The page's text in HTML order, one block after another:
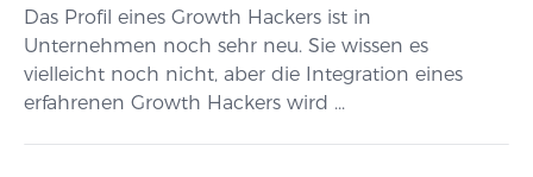
Das Profil eines Growth Hackers ist in
Unternehmen noch sehr neu. Sie wissen es
vielleicht noch nicht, aber die Integration eines
erfahrenen Growth Hackers wird ...